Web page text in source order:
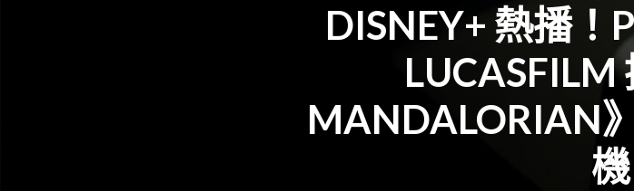
DISNEY+ 熱播！
LUCASFILM
MANDALORIAN
機